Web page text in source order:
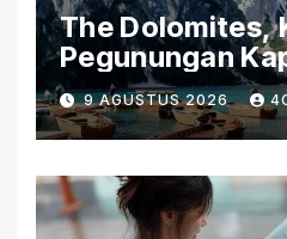
The Dolomites,
Pegunungan
Utara
9 AGUSTUS 2026